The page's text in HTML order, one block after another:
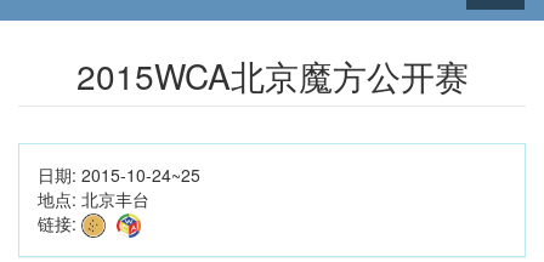
2015WCA北京魔方公开赛
日期: 2015-10-24~25
地点: 北京丰台
链接: